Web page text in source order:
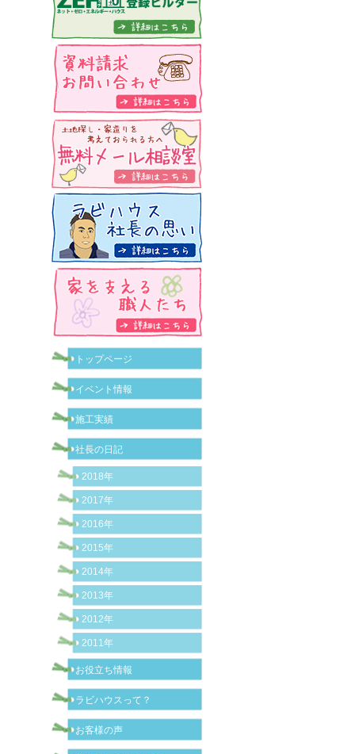
トップページ
イベント情報
施工実績
社長の日記
2018年
2017年
2016年
2015年
2014年
2013年
2012年
2011年
お役立ち情報
ラビハウスって？
お客様の声